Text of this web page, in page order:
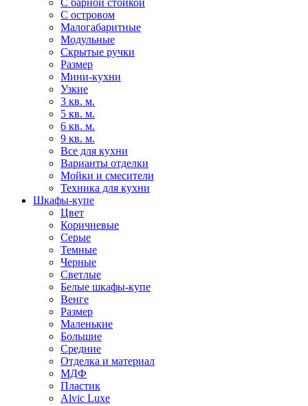
С барной стойкой
С островом
Малогабаритные
Модульные
Скрытые ручки
Размер
Мини-кухни
Узкие
3 кв. м.
5 кв. м.
6 кв. м.
9 кв. м.
Все для кухни
Варианты отделки
Мойки и смесители
Техника для кухни
Шкафы-купе
Цвет
Коричневые
Серые
Темные
Черные
Светлые
Белые шкафы-купе
Венге
Размер
Маленькие
Большие
Средние
Отделка и материал
МДФ
Пластик
Alvic Luxe